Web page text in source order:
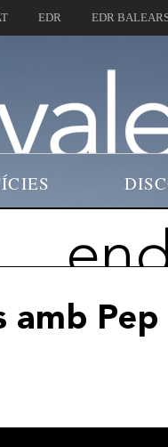
EDR EDR
amb